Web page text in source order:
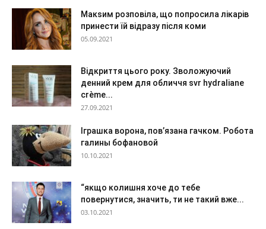
Макѕим розповіла, що попросила лікарів
принести їй відразу після коми
05.09.2021
Відкриття цього року. Зволожуючий
денний крем для обличчя svr hydraliane
crème...
27.09.2021
Іграшка ворона, пов’язана гачком. Робота
галины бофановой
10.10.2021
“якщо колишня хоче до тебе
повернутися, значить, ти не такий вже...
03.10.2021